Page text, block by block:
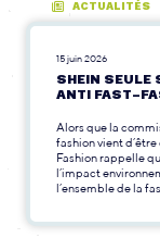
ACTUALITÉS
15 juin 2026
SHEIN SEULE
ANTI FAST-
Alors que la
fashion vient
Fashion rappelle
l’impact
l’ensemble de la